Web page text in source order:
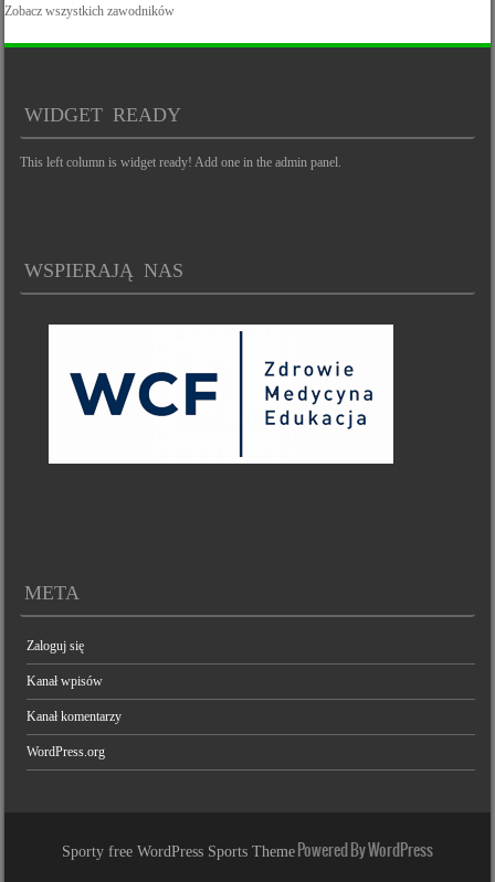
Zobacz wszystkich zawodników
WIDGET READY
This left column is widget ready! Add one in the admin panel.
WSPIERAJĄ NAS
META
Zaloguj się
Kanał wpisów
Kanał komentarzy
WordPress.org
Sporty free WordPress Sports Theme Powered By WordPress